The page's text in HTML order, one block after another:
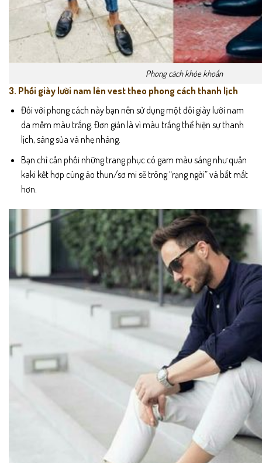
Phong cách khỏe khoắn
3. Phối giày lười nam lên vest theo phong cách thanh lịch
Đối với phong cách này bạn nên sử dụng một đôi giày lười nam
da mềm màu trắng. Đơn giản là vì màu trắng thể hiện sự thanh
lịch, sáng sủa và nhẹ nhàng.
Bạn chỉ cần phối những trang phục có gam màu sáng như quần
kaki kết hợp cùng áo thun/sơ mi sẽ trông “rạng ngời” và bắt mắt
hơn.